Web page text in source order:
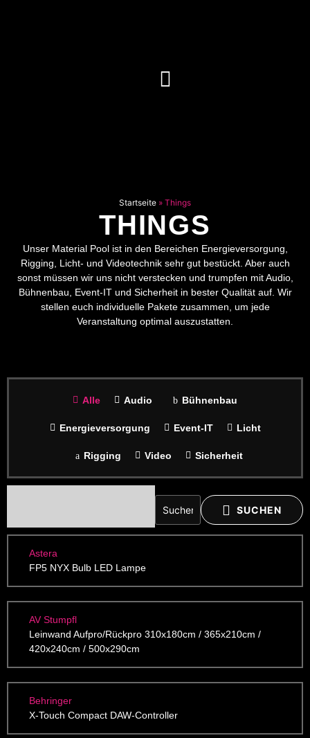
Startseite » Things
THINGS
Unser Material Pool ist in den Bereichen Energieversorgung,
Rigging, Licht- und Videotechnik sehr gut bestückt. Aber auch
sonst müssen wir uns nicht verstecken und trumpfen mit Audio,
Bühnenbau, Event-IT und Sicherheit in bester Qualität auf. Wir
stellen euch individuelle Pakete zusammen, um jede
Veranstaltung optimal auszustatten.
Alle Audio Bühnenbau
Energieversorgung Event-IT Licht
Rigging Video Sicherheit
SUCHEN
Astera
FP5 NYX Bulb LED Lampe
AV Stumpfl
Leinwand Aufpro/Rückpro 310x180cm / 365x210cm /
420x240cm / 500x290cm
Behringer
X-Touch Compact DAW-Controller